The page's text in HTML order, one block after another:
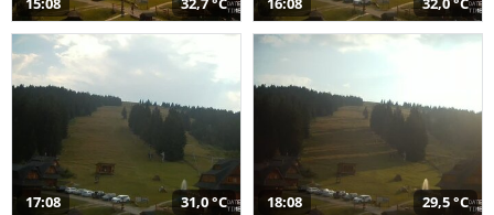
17:08 31,0 °C 18:08 29,5 °C